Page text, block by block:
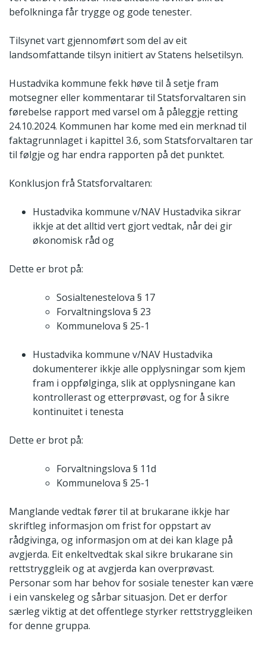
befolkninga får trygge og gode tenester.
Tilsynet vart gjennomført som del av eit
landsomfattande tilsyn initiert av Statens helsetilsyn.
Hustadvika kommune fekk høve til å setje fram
motsegner eller kommentarar til Statsforvaltaren sin
førebelse rapport med varsel om å påleggje retting
24.10.2024. Kommunen har kome med ein merknad til
faktagrunnlaget i kapittel 3.6, som Statsforvaltaren tar
til følgje og har endra rapporten på det punktet.
Konklusjon frå Statsforvaltaren:
Hustadvika kommune v/NAV Hustadvika sikrar
ikkje at det alltid vert gjort vedtak, når dei gir
økonomisk råd og
Dette er brot på:
Sosialtenestelova § 17
Forvaltningslova § 23
Kommunelova § 25-1
Hustadvika kommune v/NAV Hustadvika
dokumenterer ikkje alle opplysningar som kjem
fram i oppfølginga, slik at opplysningane kan
kontrollerast og etterprøvast, og for å sikre
kontinuitet i tenesta
Dette er brot på:
Forvaltningslova § 11d
Kommunelova § 25-1
Manglande vedtak fører til at brukarane ikkje har
skriftleg informasjon om frist for oppstart av
rådgivinga, og informasjon om at dei kan klage på
avgjerda. Eit enkeltvedtak skal sikre brukarane sin
rettstryggleik og at avgjerda kan overprøvast.
Personar som har behov for sosiale tenester kan være
i ein vanskeleg og sårbar situasjon. Det er derfor
særleg viktig at det offentlege styrker rettstryggleiken
for denne gruppa.